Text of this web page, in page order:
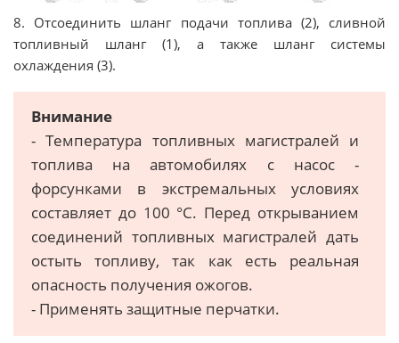
8. Отсоединить шланг подачи топлива (2), сливной
топливный шланг (1), а также шланг системы
охлаждения (3).
Внимание
- Температура топливных магистралей и
топлива на автомобилях с насос -
форсунками в экстремальных условиях
составляет до 100 °C. Перед открыванием
соединений топливных магистралей дать
остыть топливу, так как есть реальная
опасность получения ожогов.
- Применять защитные перчатки.